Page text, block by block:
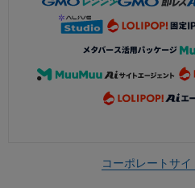
コーポレートサイ